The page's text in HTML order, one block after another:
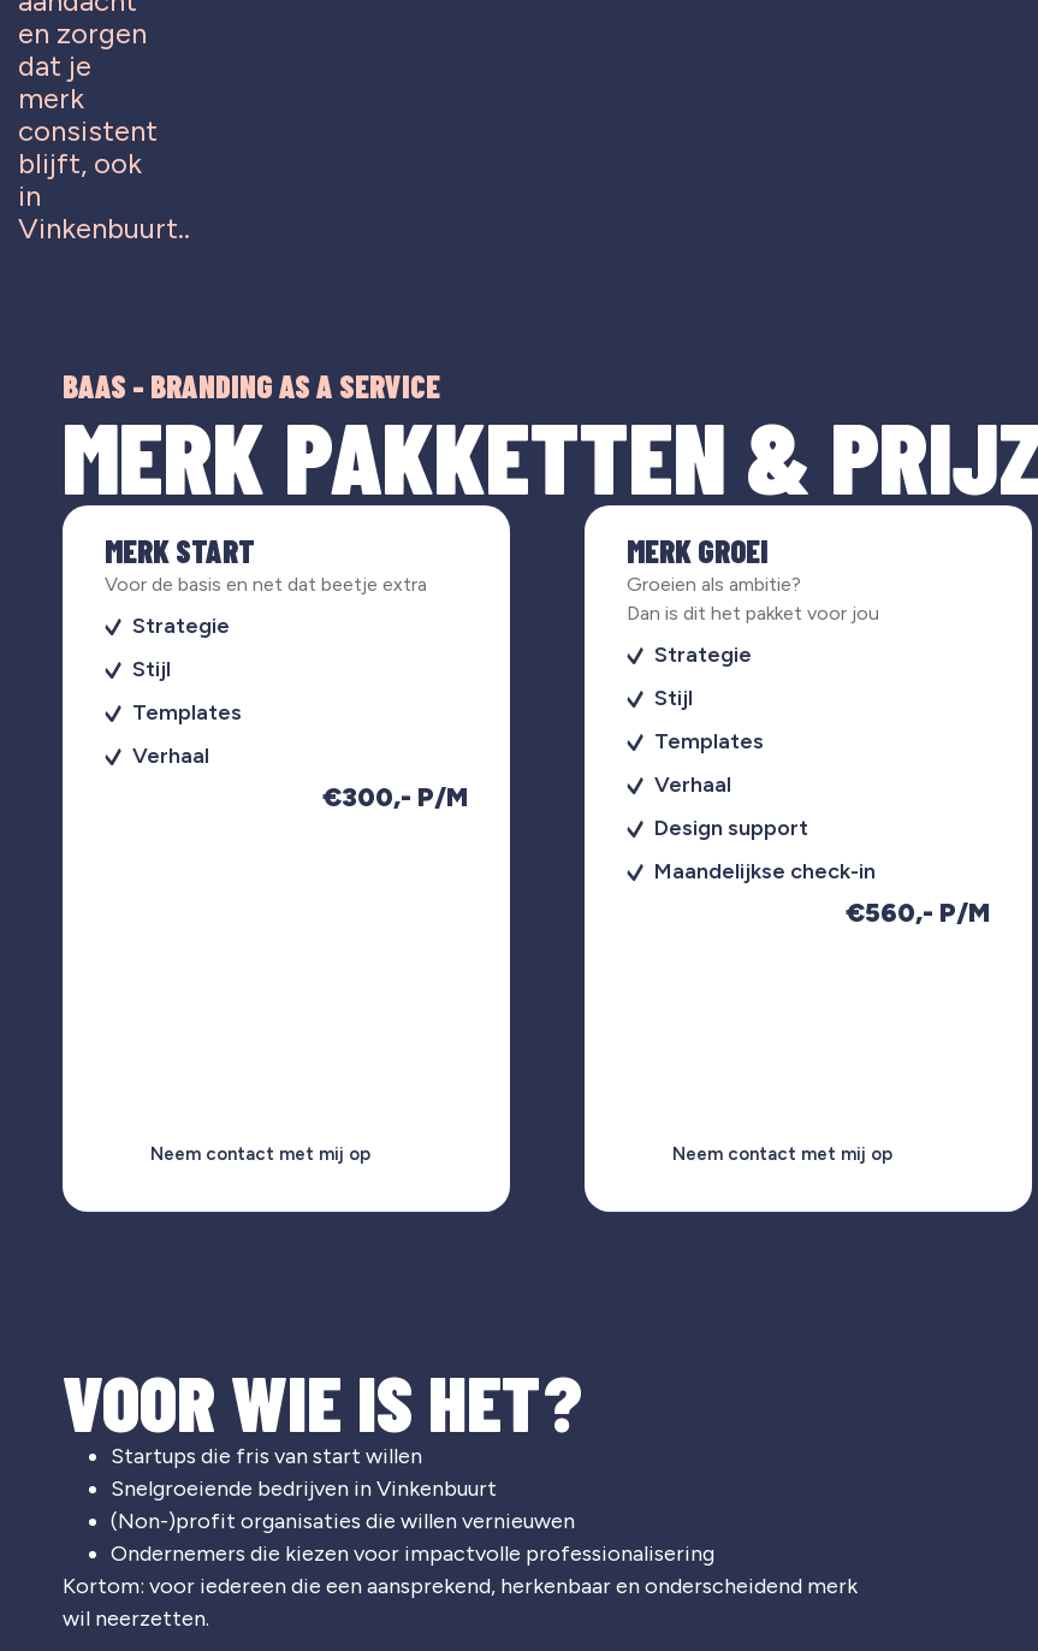
en zorgen
dat je
merk
consistent
blijft, ook
in
Vinkenbuurt..
BAAS - BRANDING AS A SERVICE
MERK PAKKETTEN &
MERK START
Voor de basis en net dat beetje extra
Strategie
Stijl
Templates
Verhaal
€300,- P/M
Neem contact met mij op
MERK GROEI
Groeien als ambitie?
Dan is dit het pakket voor jou
Strategie
Stijl
Templates
Verhaal
Design support
Maandelijkse check-in
€560,- P/M
Neem contact met mij op
VOOR WIE IS HET?
Startups die fris van start willen
Snelgroeiende bedrijven inVinkenbuurt
(Non-)profit organisaties die willen vernieuwen
Ondernemers die kiezen voor impactvolle professionalisering
Kortom: voor iedereen die een aansprekend, herkenbaar en onderscheidend merk
wil neerzetten.